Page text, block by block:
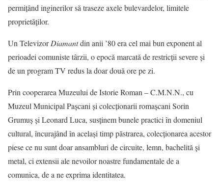
permițând inginerilor să traseze axele bulevardelor, limitele
proprietăților.
Un TelevizorDiamantdin anii ’80 era cel mai bun exponent al
perioadei comuniste târzii, o epocă marcată de restricții severe și
de un program TV redus la doar două ore pe zi.
Prin cooperarea Muzeului de Istorie Roman – C.M.N.N., cu
Muzeul Municipal Pașcani și colecționarii romaşcani Sorin
Grumuș și Leonard Luca, susţinem bunele practici în domeniul
cultural, încurajând în acelaşi timp păstrarea, colecţionarea acestor
piese ce nu sunt doar ansambluri de circuite, lemn, bachelită și
metal, ci extensii ale nevoilor noastre fundamentale de a
comunica, de a ne exprima identitatea.